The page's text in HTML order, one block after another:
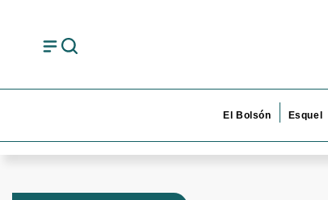
El Bolsón Esquel